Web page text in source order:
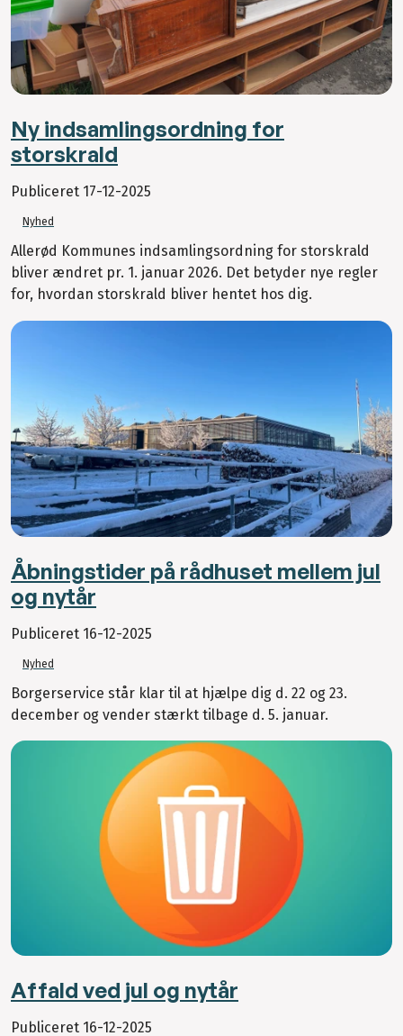
Ny indsamlingsordning for
storskrald
Publiceret 17-12-2025
Nyhed
Allerød Kommunes indsamlingsordning for storskrald
bliver ændret pr. 1. januar 2026. Det betyder nye regler
for, hvordan storskrald bliver hentet hos dig.
Åbningstider på rådhuset mellem jul
og nytår
Publiceret 16-12-2025
Nyhed
Borgerservice står klar til at hjælpe dig d. 22 og 23.
december og vender stærkt tilbage d. 5. januar.
Affald ved jul og nytår
Publiceret 16-12-2025